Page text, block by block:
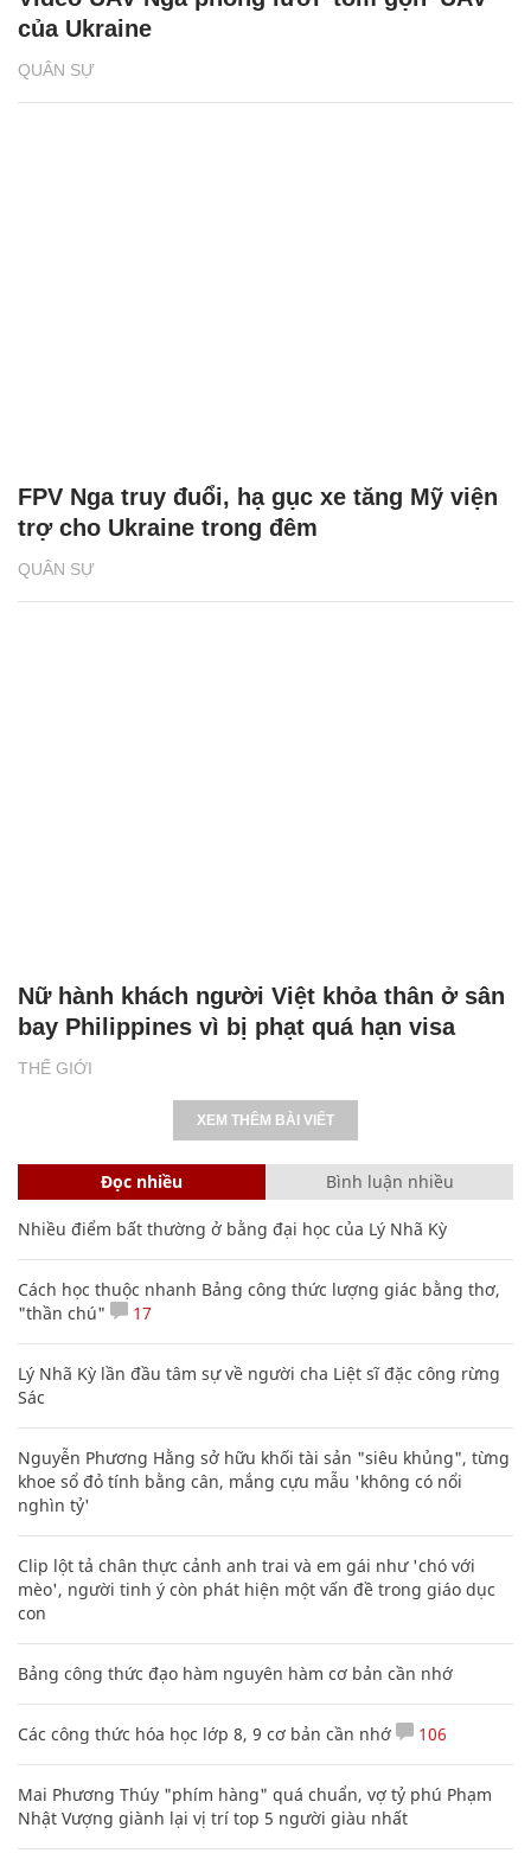
QUÂN SỰ
của Ukraine
QUÂN SỰ
FPV Nga truy đuổi, hạ gục xe tăng Mỹ viện
trợ cho Ukraine trong đêm
THẾ GIỚI
Nữ hành khách người Việt khỏa thân ở sân
bay Philippines vì bị phạt quá hạn visa
XEM THÊM BÀI VIẾT
Đọc nhiều Bình luận nhiều
Nhiều điểm bất thường ở bằng đại học của Lý Nhã Kỳ
Cách học thuộc nhanh Bảng công thức lượng giác bằng thơ,
"thần chú"
17
Lý Nhã Kỳ lần đầu tâm sự về người cha Liệt sĩ đặc công rừng
Sác
Nguyễn Phương Hằng sở hữu khối tài sản "siêu khủng", từng
khoe sổ đỏ tính bằng cân, mắng cựu mẫu 'không có nổi
nghìn tỷ'
Clip lột tả chân thực cảnh anh trai và em gái như 'chó với
mèo', người tinh ý còn phát hiện một vấn đề trong giáo dục
con
Bảng công thức đạo hàm nguyên hàm cơ bản cần nhớ
Các công thức hóa học lớp 8, 9 cơ bản cần nhớ 106
Mai Phương Thúy "phím hàng" quá chuẩn, vợ tỷ phú Phạm
Nhật Vượng giành lại vị trí top 5 người giàu nhất